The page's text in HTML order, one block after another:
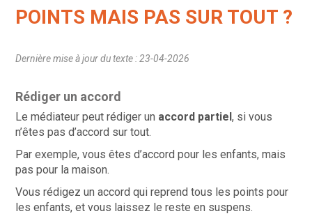
POINTS MAIS PAS SUR TOUT ?
Dernière mise à jour du texte : 23-04-2026
Rédiger un accord
Le médiateur peut rédiger un accord partiel, si vous
n’êtes pas d’accord sur tout.
Par exemple, vous êtes d’accord pour les enfants, mais
pas pour la maison.
Vous rédigez un accord qui reprend tous les points pour
les enfants, et vous laissez le reste en suspens.